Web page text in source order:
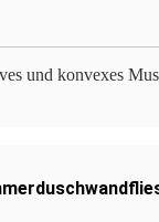
und konvexes